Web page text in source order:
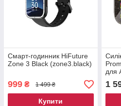
Смарт-годинник HiFuture
Zone 3 Black (zone3.black)
999 ₴ 1 499 ₴
Купити
для
42/
SE,
1